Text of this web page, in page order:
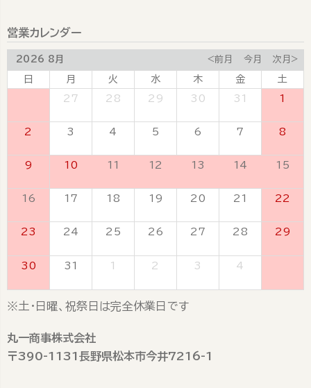
営業カレンダー
2026 8月 <前月 今月 次月>
日 月 火 水 木 金
土
27 28 29 30 31 1
2 3 4 5 6 7 8
9 10 11 12 13 14 15
16 17 18 19 20 21 22
23 24 25 26 27 28 29
30 31 1 2 3 4
※土・日曜、祝祭日は完全休業日です
丸一商事株式会社
〒390-1131長野県松本市今井7216-1